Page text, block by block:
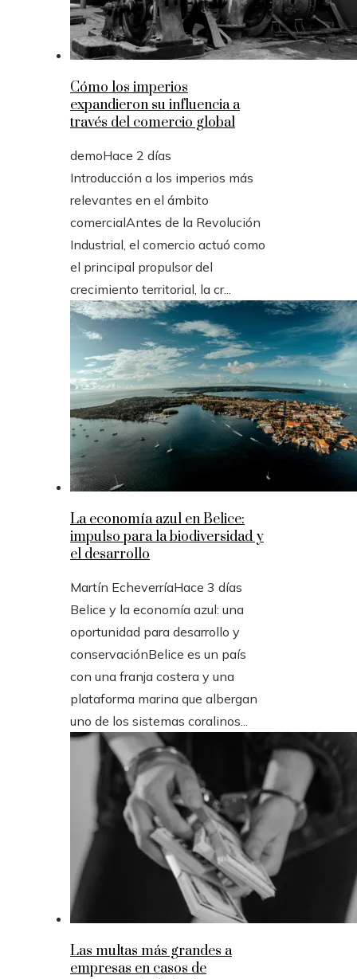
Cómo los imperios
expandieron su influencia a
través del comercio global
demoHace 2 días
Introducción a los imperios más
relevantes en el ámbito
comercialAntes de la Revolución
Industrial, el comercio actuó como
el principal propulsor del
crecimiento territorial, la cr...
La economía azul en Belice:
impulso para la biodiversidad y
el desarrollo
Martín EcheverríaHace 3 días
Belice y la economía azul: una
oportunidad para desarrollo y
conservaciónBelice es un país
con una franja costera y una
plataforma marina que albergan
uno de los sistemas coralinos...
Las multas más grandes a
empresas en casos de